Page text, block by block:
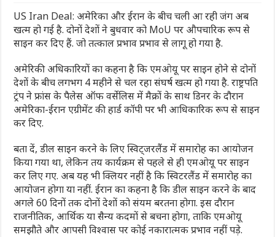
US Iran Deal: अमेरिका और ईरान के बीच चली आ रही जंग अब
खत्म हो गई है. दोनों देशों ने बुधवार को MoU पर औपचारिक रूप से
साइन कर दिए हैं. जो तत्काल प्रभाव प्रभाव से लागू हो गया है.
अमेरिकी अधिकारियों का कहना है कि एमओयू पर साइन होने से दोनों
देशों के बीच लगभग 4 महीने से चल रहा संघर्ष खत्म हो गया है. राष्ट्रपति
ट्रंप ने फ्रांस के पैलेस ऑफ वर्सेलिस में मैक्रों के साथ डिनर के दौरान
अमेरिका-ईरान एग्रीमेंट की हार्ड कॉपी पर भी आधिकारिक रूप से साइन
कर दिए.
बता दें, डील साइन करने के लिए स्विट्जरलैंड में समारोह का आयोजन
किया गया था, लेकिन तय कार्यक्रम से पहले से ही एमओयू पर साइन
कर लिए गए. अब यह भी क्लियर नहीं है कि स्विटरलैंड में समारोह का
आयोजन होगा या नहीं. ईरान का कहना है कि डील साइन करने के बाद
अगले 60 दिनों तक दोनों देशों को संयम बरतना होगा. इस दौरान
राजनीतिक, आर्थिक या सैन्य कदमों से बचना होगा, ताकि एमओयू
समझौते और आपसी विश्वास पर कोई नकारात्मक प्रभाव नहीं पड़े.